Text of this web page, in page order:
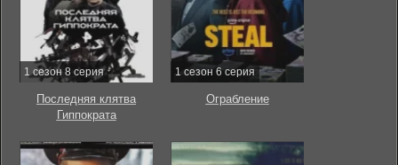
1 сезон 8 серия
Последняя клятва
Гиппократа
1 сезон 6 серия
Ограбление